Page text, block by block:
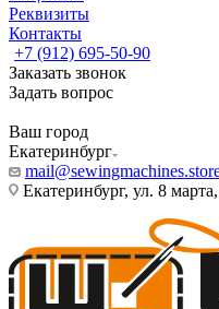
Реквизиты
Контакты
+7 (912) 695-50-90
Заказать звонок
Задать вопрос
Ваш город
Екатеринбург
Екатеринбург, ул. 8